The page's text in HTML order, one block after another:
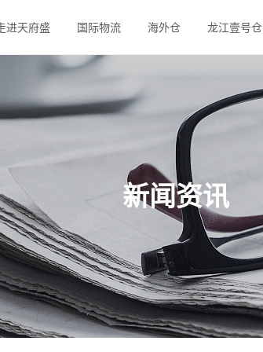
进天府盛 国际物流 海外仓 龙江壹号仓
新闻资讯